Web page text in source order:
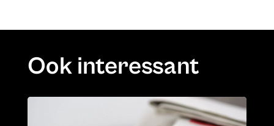
Ook interessant